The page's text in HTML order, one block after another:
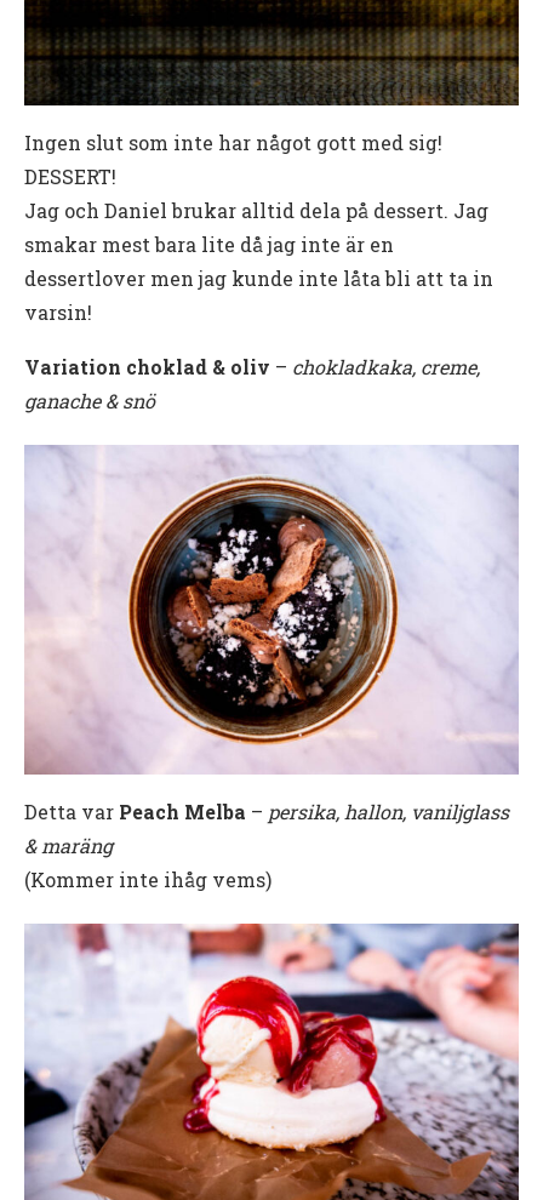
Ingen slut som inte har något gott med sig!
DESSERT!
Jag och Daniel brukar alltid dela på dessert. Jag
smakar mest bara lite då jag inte är en
dessertlover men jag kunde inte låta bli att ta in
varsin!
Variation choklad & oliv – chokladkaka, creme,
ganache & snö
Detta var Peach Melba – persika, hallon, vaniljglass
& maräng
(Kommer inte ihåg vems)